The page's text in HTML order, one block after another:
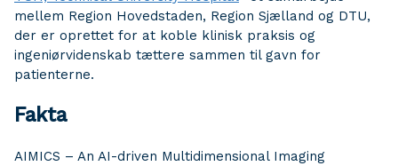
mellem Region Hovedstaden, Region Sjælland og DTU,
der er oprettet for at koble klinisk praksis og
ingeniørvidenskab tættere sammen til gavn for
patienterne.
Fakta
AIMICS – An AI-driven Multidimensional Imaging